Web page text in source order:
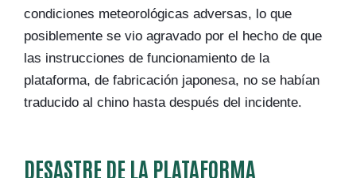
condiciones meteorológicas adversas, lo que
posiblemente se vio agravado por el hecho de que
las instrucciones de funcionamiento de la
plataforma, de fabricación japonesa, no se habían
traducido al chino hasta después del incidente.
DESASTRE DE LA PLATAFORMA